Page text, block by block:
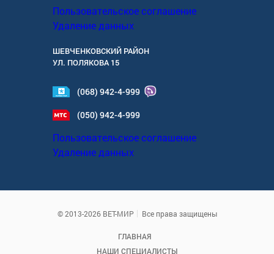
Пользовательское соглашение
Удаление данных
ШЕВЧЕНКОВСКИЙ РАЙОН
УЛ. ПОЛЯКОВА 15
(068) 942-4-999
(050) 942-4-999
Пользовательское соглашение
Удаление данных
© 2013-2026 ВЕТ-МИР Все права защищены
ГЛАВНАЯ
НАШИ СПЕЦИАЛИСТЫ